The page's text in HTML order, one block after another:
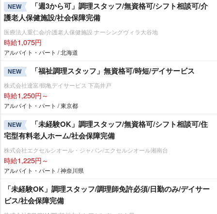
NEW
「週3から可」調理スタッフ/無資格可/シフト相談可/介
護老人保健施設/社会保障完備
医療法人重仁会/介護老人保健施設 ナーシングヴィラ大谷地
時給1,075円
アルバイト・パート / 北海道
NEW 「福祉調理スタッフ」無資格可/時短/デイサービス
株式会社達富/鶴亀デイサービス 下高井戸
時給1,250円～
アルバイト・パート / 東京都
NEW
「未経験OK」調理スタッフ/無資格可/シフト相談可/住
宅型有料老人ホーム/社会保障完備
株式会社エクセルシオール・ジャパン/エクセルシオール湘南台
時給1,225円～
アルバイト・パート / 神奈川県
「未経験OK」調理スタッフ/調理師免許必須/日勤のみ/デイサー
ビス/社会保障完備